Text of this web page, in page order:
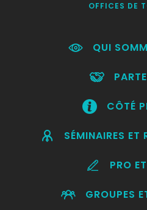
OFFICES DE
QUI
CÔTÉ
SÉMINAIRES ET
PRO
GROUPES